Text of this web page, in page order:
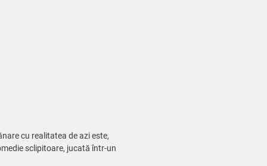
cu realitatea de azi este,
sclipitoare, jucată într-un